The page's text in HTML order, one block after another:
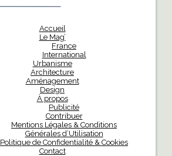
Accueil
Le Mag’
France
International
Urbanisme
Architecture
Aménagement
Design
À propos
Publicité
Contribuer
Mentions Légales & Conditions
Générales d’Utilisation
Politique de Confidentialité & Cookies
Contact